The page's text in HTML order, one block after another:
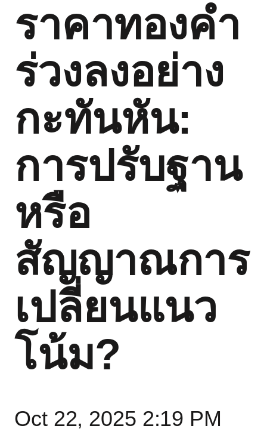
ราคาทองคำ
ร่วงลงอย่าง
กะทันหัน:
การปรับฐาน
หรือ
สัญญาณการ
เปลี่ยนแนว
โน้ม?
Oct 22, 2025 2:19 PM